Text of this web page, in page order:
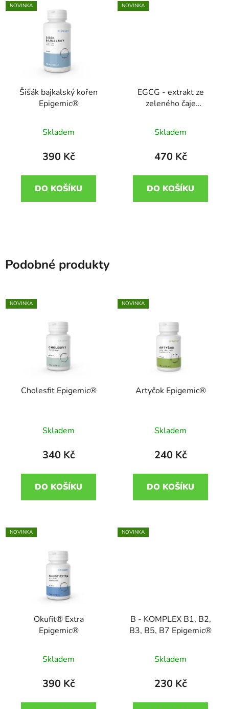
NOVINKA
Šišák bajkalský kořen
Epigemic®
Skladem
390 Kč
DO KOŠÍKU
NOVINKA
EGCG - extrakt ze
zeleného čaje
Skladem
470 Kč
DO KOŠÍKU
Podobné produkty
NOVINKA
Cholesfit Epigemic®
Skladem
340 Kč
DO KOŠÍKU
NOVINKA
Artyčok Epigemic®
Skladem
240 Kč
DO KOŠÍKU
NOVINKA
Okufit® Extra
Epigemic®
Skladem
390 Kč
NOVINKA
B - KOMPLEX B1, B2,
B3, B5, B7 Epigemic®
Skladem
230 Kč